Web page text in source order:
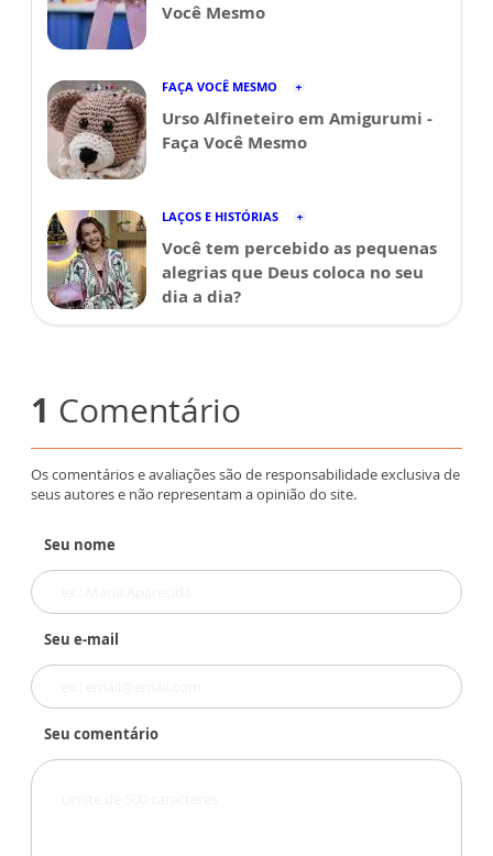
Você Mesmo
FAÇA VOCÊ MESMO
Urso Alfineteiro em Amigurumi -
Faça Você Mesmo
LAÇOS E HISTÓRIAS
Você tem percebido as pequenas
alegrias que Deus coloca no seu
dia a dia?
1 Comentário
Os comentários e avaliações são de responsabilidade exclusiva de
seus autores e não representam a opinião do site.
Seu nome
Seu e-mail
Seu comentário